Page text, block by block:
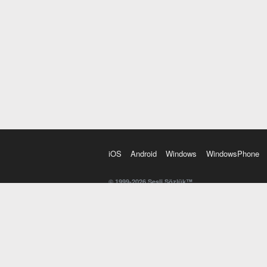
iOS Android Windows WindowsPhone
© 1999-2026 Sesli Sözlük™